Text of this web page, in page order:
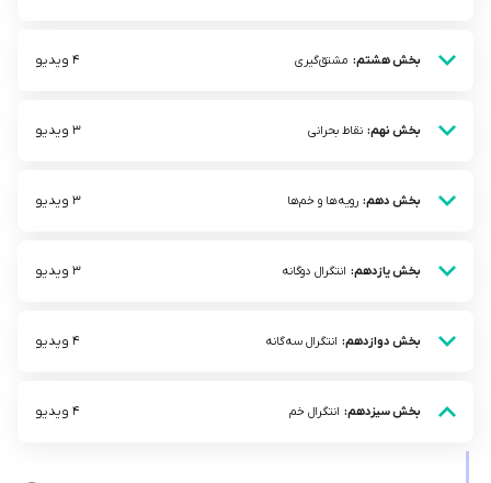
بخش هشتم: مشتق‌گیری 4 ویدیو
بخش نهم: نقاط بحرانی 3 ویدیو
بخش دهم: رویه‌ها و خم‌ها 3 ویدیو
بخش یازدهم: انتگرال دوگانه 3 ویدیو
بخش دوازدهم: انتگرال سه‌گانه 4 ویدیو
بخش سیزدهم: انتگرال خم 4 ویدیو